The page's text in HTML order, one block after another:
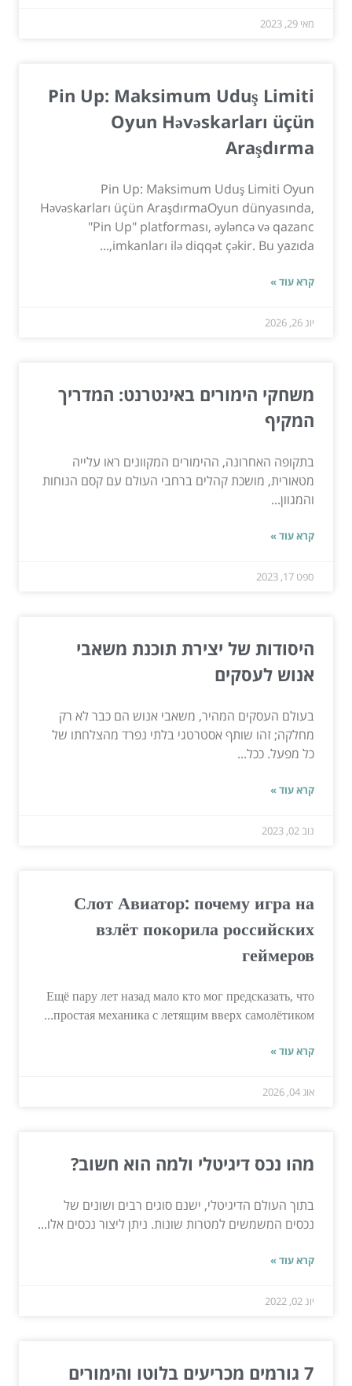
מאי 29, 2023
Pin Up: Maksimum Uduş Limiti
Oyun Həvəskarları üçün
Araşdırma
Pin Up: Maksimum Uduş Limiti Oyun
Həvəskarları üçün AraşdırmaOyun dünyasında,
"Pin Up" platforması, əyləncə və qazanc
imkanları ilə diqqət çəkir. Bu yazıda,...
קרא עוד »
יונ 26, 2026
משחקי הימורים באינטרנט: המדריך
המקיף
בתקופה האחרונה, ההימורים המקוונים ראו עלייה
מטאורית, מושכת קהלים ברחבי העולם עם קסם הנוחות
והמגוון...
קרא עוד »
ספט 17, 2023
היסודות של יצירת תוכנת משאבי
אנוש לעסקים
בעולם העסקים המהיר, משאבי אנוש הם כבר לא רק
מחלקה; זהו שותף אסטרטגי בלתי נפרד מהצלחתו של
כל מפעל. ככל...
קרא עוד »
נוב 02, 2023
Слот Авиатор: почему игра на
взлёт покорила российских
геймеров
Ещё пару лет назад мало кто мог предсказать, что
простая механика с летящим вверх самолётиком...
קרא עוד »
אוג 04, 2026
מהו נכס דיגיטלי ולמה הוא חשוב?
בתוך העולם הדיגיטלי, ישנם סוגים רבים ושונים של
נכסים המשמשים למטרות שונות. ניתן ליצור נכסים אלו...
קרא עוד »
יונ 02, 2022
7 גורמים מכריעים בלוטו והימורים